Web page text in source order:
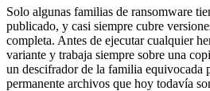
Solo algunas familias de ransomware
publicado, y casi siempre cubre
completa. Antes de ejecutar cualquier
variante y trabaja siempre sobre una
un descifrador de la familia equivocada
permanente archivos que hoy todavía